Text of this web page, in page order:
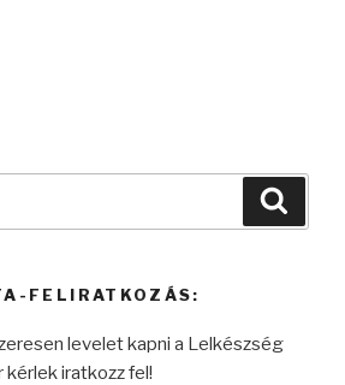
FELIRATKOZÁS:
levelet kapni a Lelkészség
kérlek iratkozz fel!